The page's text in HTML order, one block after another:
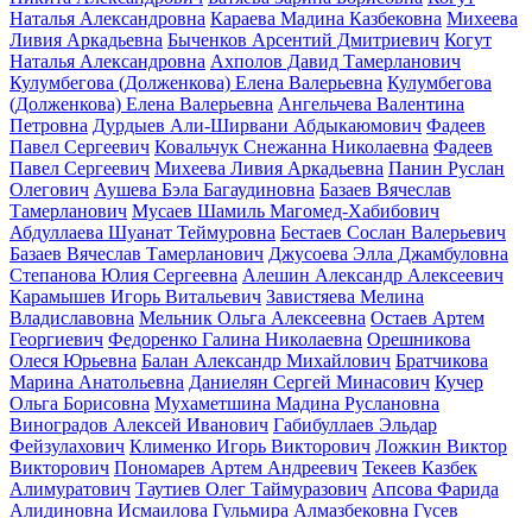
Наталья Александровна Караева Мадина Казбековна Михеева
Ливия Аркадьевна Быченков Арсентий Дмитриевич Когут
Наталья Александровна Ахполов Давид Тамерланович
Кулумбегова (Долженкова) Елена Валерьевна Кулумбегова
(Долженкова) Елена Валерьевна Ангельчева Валентина
Петровна Дурдыев Али-Ширвани Абдыкаюмович Фадеев
Павел Сергеевич Ковальчук Снежанна Николаевна Фадеев
Павел Сергеевич Михеева Ливия Аркадьевна Панин Руслан
Олегович Аушева Бэла Багаудиновна Базаев Вячеслав
Тамерланович Мусаев Шамиль Магомед-Хабибович
Абдуллаева Шуанат Теймуровна Бестаев Сослан Валерьевич
Базаев Вячеслав Тамерланович Джусоева Элла Джамбуловна
Степанова Юлия Сергеевна Алешин Александр Алексеевич
Карамышев Игорь Витальевич Завистяева Мелина
Владиславовна Мельник Ольга Алексеевна Остаев Артем
Георгиевич Федоренко Галина Николаевна Орешникова
Олеся Юрьевна Балан Александр Михайлович Братчикова
Марина Анатольевна Даниелян Сергей Минасович Кучер
Ольга Борисовна Мухаметшина Мадина Руслановна
Виноградов Алексей Иванович Габибуллаев Эльдар
Фейзулахович Клименко Игорь Викторович Ложкин Виктор
Викторович Пономарев Артем Андреевич Текеев Казбек
Алимуратович Таутиев Олег Таймуразович Апсова Фарида
Алидиновна Исмаилова Гульмира Алмазбековна Гусев